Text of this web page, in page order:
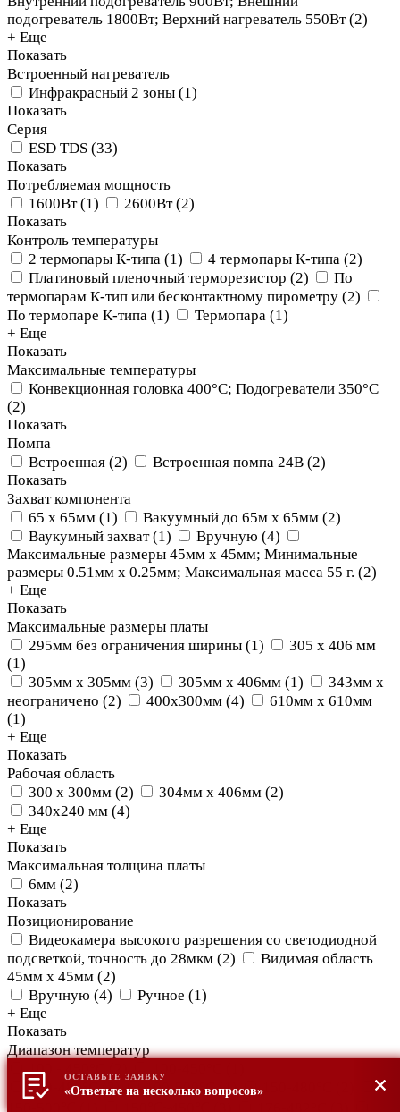
подогреватель 1800Вт; Верхний нагреватель 550Вт(2)
+ Еще
Показать
Встроенный нагреватель
Инфракрасный 2 зоны (1)
Показать
Серия
ESD TDS (33)
Показать
Потребляемая мощность
1600Вт(1) 2600Вт(2)
Показать
Контроль температуры
2 термопары К-типа (1) 4 термопары К-типа (2)
Платиновый пленочный терморезистор (2)
По
термопарам К-тип или бесконтактному пирометру (2)
По термопаре К-типа (1) Термопара (1)
+ Еще
Показать
Максимальные температуры
Конвекционная головка 400°C; Подогреватели 350°C
(2)
Показать
Помпа
Встроенная (2) Встроенная помпа 24В (2)
Показать
Захват компонента
65 x 65мм (1) Вакуумный до 65м x 65мм (2)
Ваукумный захват(1) Вручную (4)
Максимальные размеры 45мм х 45мм; Минимальные
размеры 0.51мм х 0.25мм; Максимальная масса 55 г. (2)
+ Еще
Показать
Максимальные размеры платы
295мм без ограничения ширины (1)
305 х 406 мм
(1)
305мм x 305мм (3) 305мм x 406мм (1)
343мм х
неограничено (2) 400х300мм (4)
610мм x 610мм
(1)
+ Еще
Показать
Рабочая область
300 х 300мм (2) 304мм х 406мм (2)
340х240 мм (4)
+ Еще
Показать
Максимальная толщина платы
6мм (2)
Показать
Позиционирование
Видеокамера высокого разрешения со светодиодной
подсветкой, точность до 28мкм (2)
Видимая область
45мм х 45мм (2)
Вручную (4) Ручное (1)
+ Еще
Показать
Диапазон температур
100 - 450°С
100-480°C(2) 100-500°С(1)
ОСТАВЬТЕ ЗАЯВКУ
«Ответьте на несколько вопросов»